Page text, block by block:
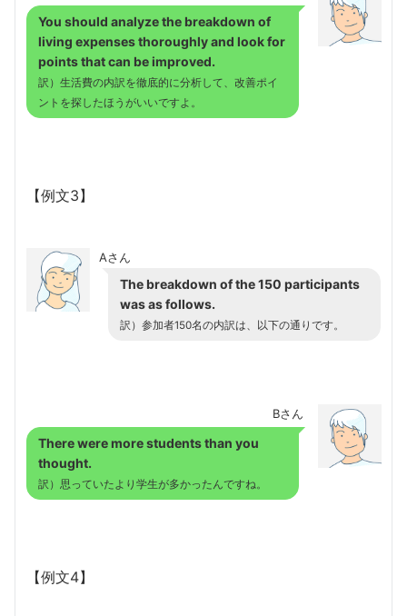
You should analyze the breakdown of
living expenses thoroughly and look for
points that can be improved.
訳）生活費の内訳を徹底的に分析して、改善ポイ
ントを探したほうがいいですよ。
【例文3】
Aさん
The breakdown of the 150 participants
was as follows.
訳）参加者150名の内訳は、以下の通りです。
Bさん
There were more students than you
thought.
訳）思っていたより学生が多かったんですね。
【例文4】